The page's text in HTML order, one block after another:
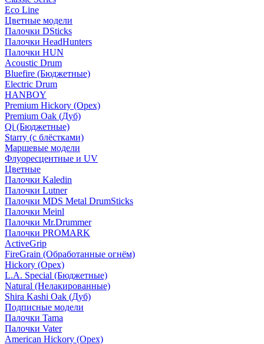
Eco Line
Цветные модели
Палочки DSticks
Палочки HeadHunters
Палочки HUN
Acoustic Drum
Bluefire (Бюджетные)
Electric Drum
HANBOY
Premium Hickory (Орех)
Premium Oak (Дуб)
Qi (Бюджетные)
Starry (с блёстками)
Маршевые модели
Флуоресцентные и UV
Цветные
Палочки Kaledin
Палочки Lutner
Палочки MDS Metal DrumSticks
Палочки Meinl
Палочки Mr.Drummer
Палочки PROMARK
ActiveGrip
FireGrain (Обработанные огнём)
Hickory (Орех)
L.A. Special (Бюджетные)
Natural (Нелакированные)
Shira Kashi Oak (Дуб)
Подписные модели
Палочки Tama
Палочки Vater
American Hickory (Орех)